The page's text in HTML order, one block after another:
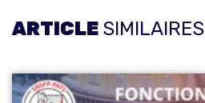
ARTICLE SIMILAIRES